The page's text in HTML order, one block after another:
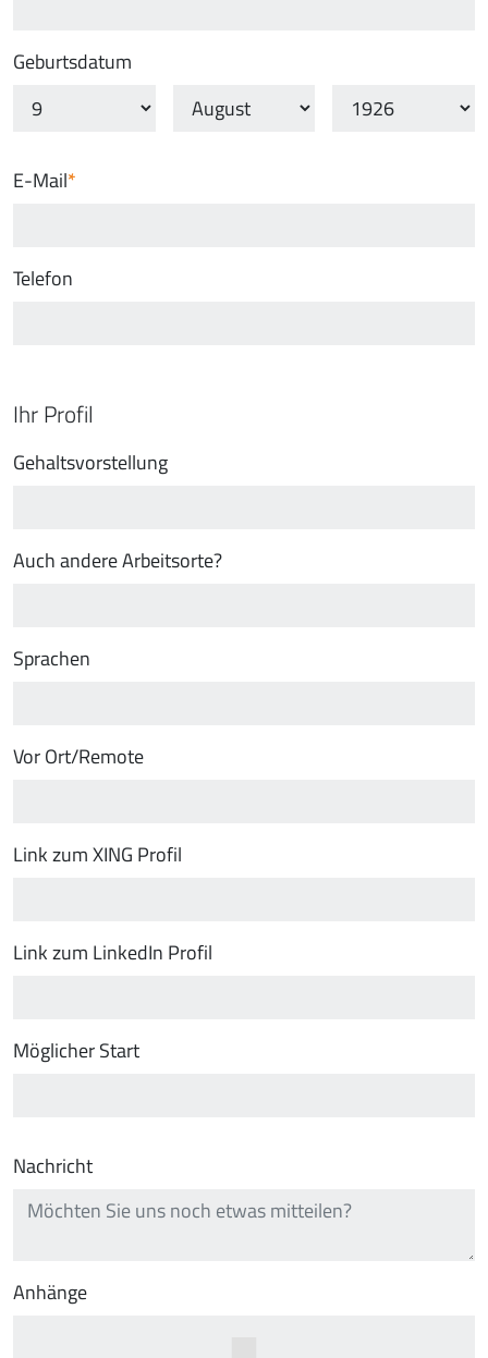
Geburtsdatum
E-Mail
Telefon
Ihr Profil
Gehaltsvorstellung
Auch andere Arbeitsorte?
Sprachen
Vor Ort/Remote
Link zum XING Profil
Link zum LinkedIn Profil
Möglicher Start
Nachricht
Anhänge